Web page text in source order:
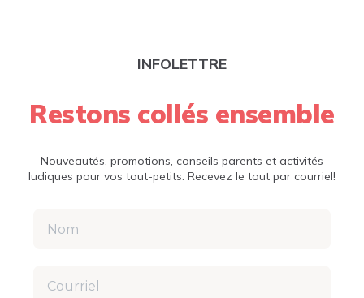
INFOLETTRE
Restons collés ensemble
Nouveautés, promotions, conseils parents et activités
ludiques pour vos tout-petits. Recevez le tout par courriel!